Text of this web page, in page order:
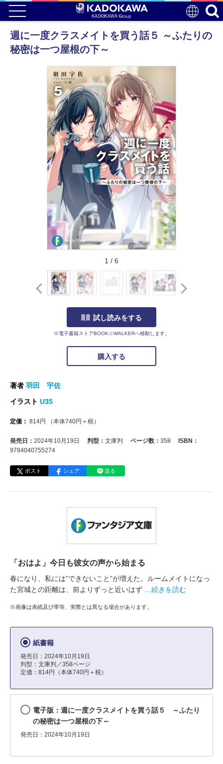
週に一度クラスメイトを買う話５ ～ふたりの
秘密は一つ屋根の下～
1 / 6
試し読みをする
※電子書籍ストアBOOK☆WALKERへ移動します。
購入する
著者 羽田 宇佐
イラスト U35
定価： 814円 （本体740円＋税）
発売日： 2024年10月19日 判型： 文庫判 ページ数： 358
ISBN：
9784040755274
ポスト シェア 送る
「おはよ」今日も彼女の声から始まる
春になり、私には”できないこと”が増えた。ルームメイトになっ
た宮城との距離は、前よりずっと近いはず
…続きを読む
※画像は表紙及び帯等、実際とは異なる場合があります。
紙書籍
発売日：2024年10月19日
判型：文庫判／358ページ
定価：814円（本体740円＋税）
電子版：週に一度クラスメイトを買う話５ ～ふたり
の秘密は一つ屋根の下～
発売日：2024年10月19日